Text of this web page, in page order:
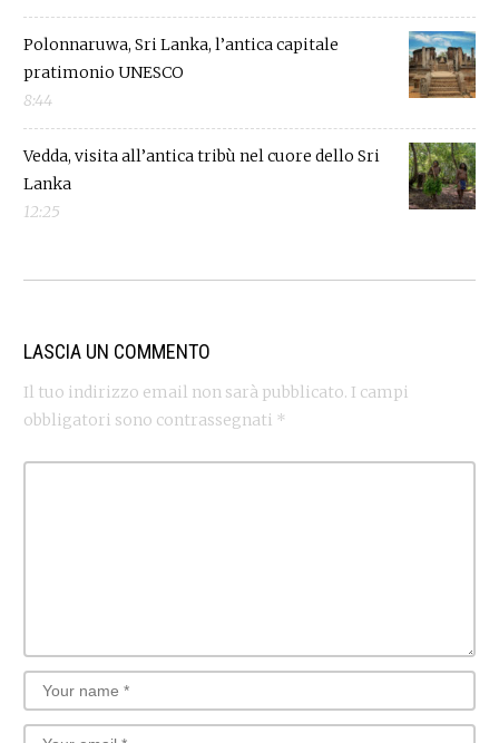
Polonnaruwa, Sri Lanka, l’antica capitale
pratimonio UNESCO
8:44
Vedda, visita all’antica tribù nel cuore dello Sri
Lanka
12:25
LASCIA UN COMMENTO
Il tuo indirizzo email non sarà pubblicato. I campi
obbligatori sono contrassegnati *